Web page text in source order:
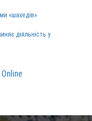
«шахедів»
діяльність у